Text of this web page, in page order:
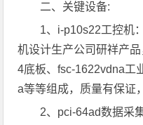
二、关键设备:
1、i-p10s22工控机
机设计生产公司研祥产
4底板、fsc-1622vdna工
a等等组成，质量有保证
2、pci-64ad数据采